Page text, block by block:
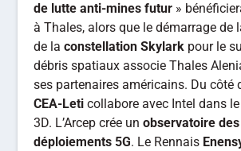
de lutte anti-mines futur »
à Thales, alors que le démarrage de
de laconstellation Skylark pour le
débris spatiaux associe Thales
ses partenaires américains. Du côté
CEA-Leti collabore avec Intel dans
3D. L’Arcep crée unobservatoire des
déploiements 5G. Le Rennais